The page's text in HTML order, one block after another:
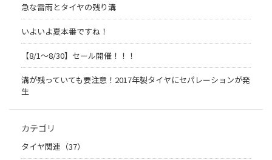
急な雷雨とタイヤの残り溝
いよいよ夏本番ですね！
【8/1～8/30】セール開催！！！
溝が残っていても要注意！2017年製タイヤにセパレーションが発
生
カテゴリ
タイヤ関連（37）